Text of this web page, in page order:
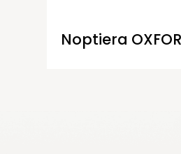
Noptiera